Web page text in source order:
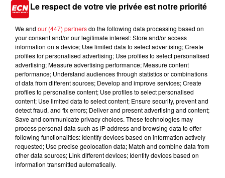
Cet élément est masqué compte-tenu du refus du
dépôt de cookies que vous avez exprimé. Si vous
souhaitez l'afficher, merci de nous donner votre
accord en cliquant sur le bouton ci-dessous.
Afficher l'élément
Gims dévoile un nouveau clip pour la promotion de
Décennie, la réédition de son album Ceinture Noire pour
fêter ses 10 ans de carrière. Au lieu de sortir un inédit, le
chanteur mise sur le clip d'un titre qui figure sur la toute
première édition,e t qui met en scène la vengeance de 3
femmes trompées par le même homme.
Le respect de votre vie privée est notre priorité
We and our (447) partnersdo the following data processing based on
your consent and/or our legitimate interest: Store and/or access
information on a device; Use limited data to select advertising; Create
profiles for personalised advertising; Use profiles to select personalised
advertising; Measure advertising performance; Measure content
performance; Understand audiences through statistics or combinations
of data from different sources; Develop and improve services; Create
profiles to personalise content; Use profiles to select personalised
content; Use limited data to select content; Ensure security, prevent and
detect fraud, and fix errors; Deliver and present advertising and content;
Save and communicate privacy choices. These technologies may
process personal data such as IP address and browsing data to offer
following functionalities: Identify devices based on information actively
requested; Use precise geolocation data; Match and combine data from
other data sources; Link different devices; Identify devices based on
information transmitted automatically.